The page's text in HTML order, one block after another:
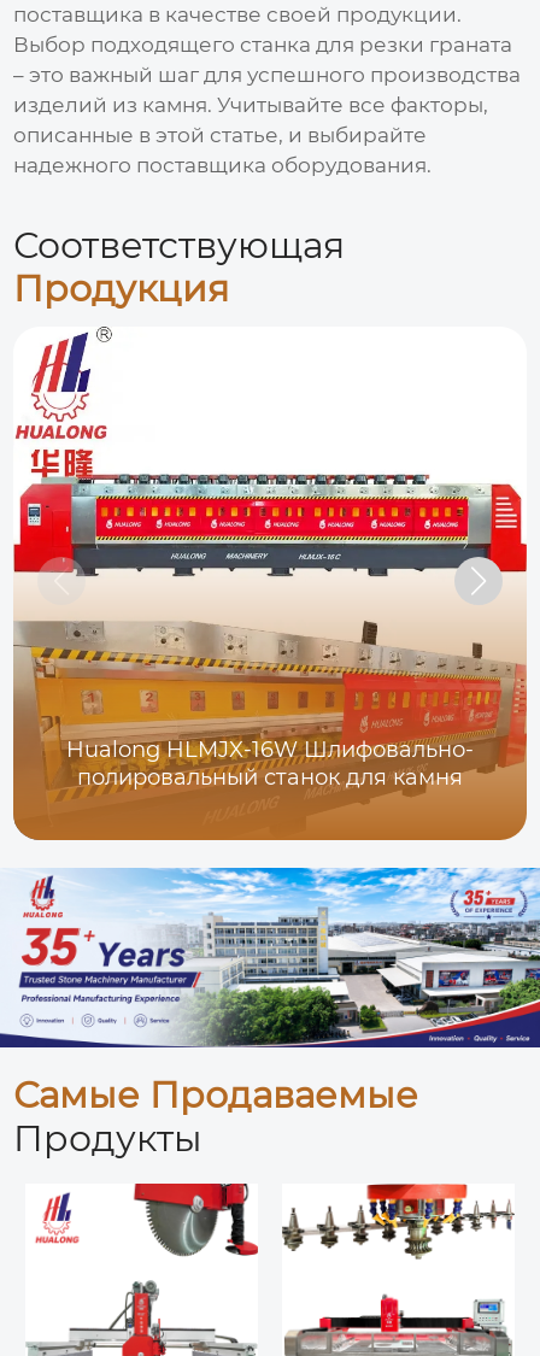
поставщика в качестве своей продукции.
Выбор подходящего станка для резки граната
– это важный шаг для успешного производства
изделий из камня. Учитывайте все факторы,
описанные в этой статье, и выбирайте
надежного поставщика оборудования.
Соответствующая
Продукция
Hualong HLMJX-16W Шлифовально-
полировальный станок для камня
Самые Продаваемые
Продукты